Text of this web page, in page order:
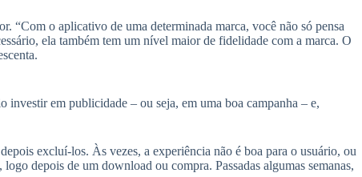
“Com o aplicativo de uma determinada marca, você não só pensa
ela também tem um nível maior de fidelidade com a marca. O
investir em publicidade – ou seja, em uma boa campanha – e,
excluí-los. Às vezes, a experiência não é boa para o usuário, ou
depois de um download ou compra. Passadas algumas semanas,